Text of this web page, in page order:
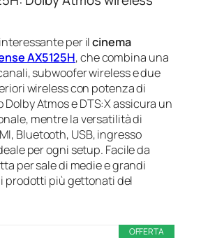
per ilcinema
AX5125H, che combina una
subwoofer wireless e due
wireless con potenza di
Dolby Atmos e DTS:X assicura un
mentre la versatilità di
Bluetooth, USB, ingresso
per ogni setup. Facile da
per sale di medie e grandi
prodotti più gettonati del
OFFERTA